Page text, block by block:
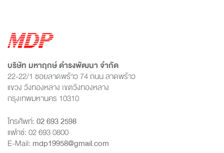
บริษัท มหาฤกษ์ ดำรงพัฒนา จำกัด
22-22/1 ซอยลาดพร้าว 74 ถนน ลาดพร้าว
แขวง วังทองหลาง เขตวังทองหลาง
กรุงเทพมหานคร 10310
โทรศัพท์:02 693 2598
แฟกซ์: 02 693 0800
E-Mail: mdp19958@gmail.com